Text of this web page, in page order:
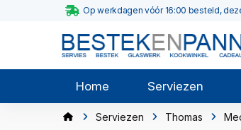
Op werkdagen vóór 16:00 besteld,
Home Serviezen
Serviezen Thomas